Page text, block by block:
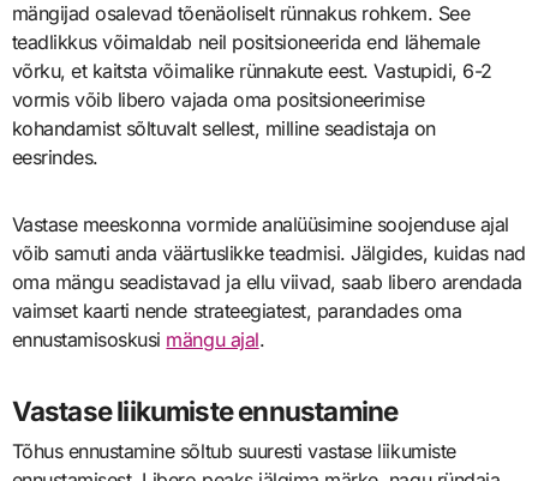
mängijad osalevad tõenäoliselt rünnakus rohkem. See
teadlikkus võimaldab neil positsioneerida end lähemale
võrku, et kaitsta võimalike rünnakute eest. Vastupidi, 6-2
vormis võib libero vajada oma positsioneerimise
kohandamist sõltuvalt sellest, milline seadistaja on
eesrindes.
Vastase meeskonna vormide analüüsimine soojenduse ajal
võib samuti anda väärtuslikke teadmisi. Jälgides, kuidas nad
oma mängu seadistavad ja ellu viivad, saab libero arendada
vaimset kaarti nende strateegiatest, parandades oma
ennustamisoskusi mängu ajal.
Vastase liikumiste ennustamine
Tõhus ennustamine sõltub suuresti vastase liikumiste